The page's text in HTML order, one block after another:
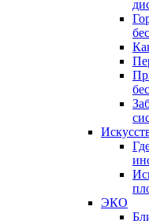
ЭКО